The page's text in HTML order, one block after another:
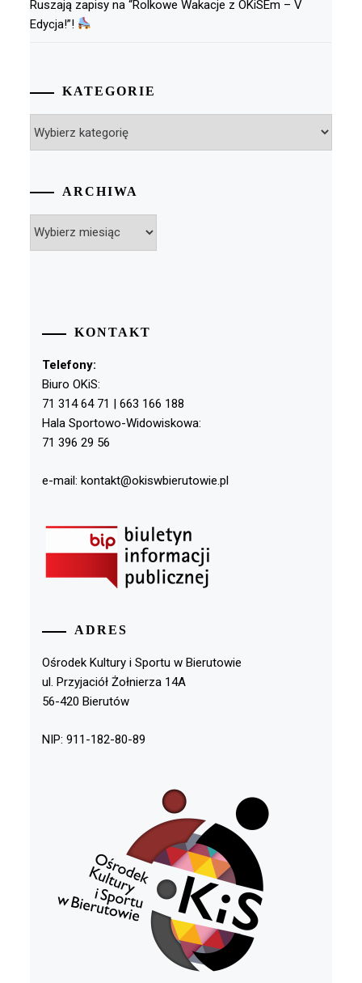
Ruszają zapisy na “Rolkowe Wakacje z OKiSEm – V
Edycja!”!
KATEGORIE
ARCHIWA
KONTAKT
Telefony:
Biuro OKiS:
71 314 64 71 | 663 166 188
Hala Sportowo-Widowiskowa:
71 396 29 56
e-mail: kontakt@okiswbierutowie.pl
ADRES
Ośrodek Kultury i Sportu w Bierutowie
ul. Przyjaciół Żołnierza 14A
56-420 Bierutów
NIP: 911-182-80-89